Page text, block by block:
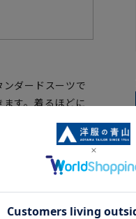
ダードスーツで
す。着るほどに
ャケットのみパ